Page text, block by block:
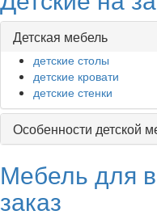
Детская мебель
детские столы
детские кровати
детские стенки
Особенности детской
Мебель для
заказ